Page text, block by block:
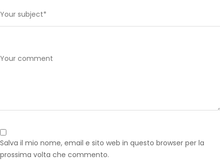
Salva il mio nome, email e sito web in questo browser per la
prossima volta che commento.